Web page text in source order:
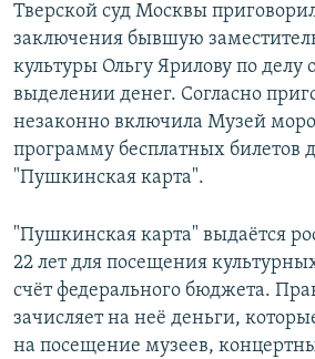
Все сайты РСЕ/РС
Тверской суд Москвы
заключения бывшую
культуры Ольгу Ярилову по делу
выделении денег. Согласно
незаконно включила Музей
программу бесплатных билетов
"Пушкинская карта".
"Пушкинская карта" выдаётся
22 лет для посещения
счёт федерального бюджета.
зачисляет на неё деньги,
на посещение музеев,